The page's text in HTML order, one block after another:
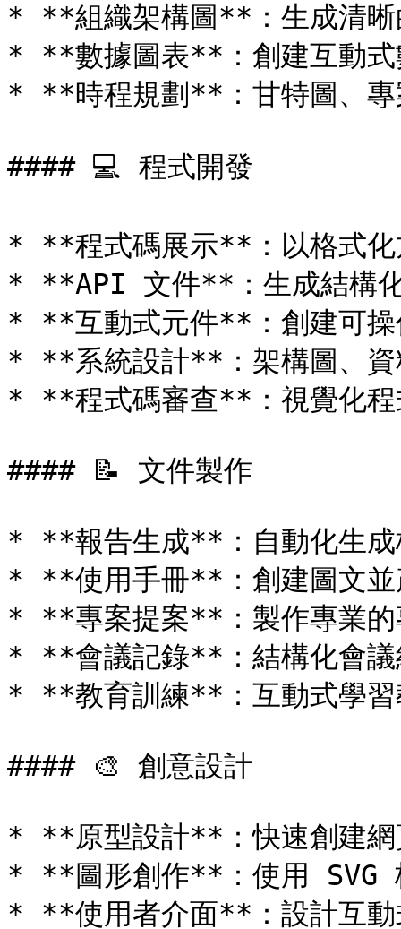
* **組織架構圖**：生成清晰
* **數據圖表**：創建互動式
* **時程規劃**：甘特圖、專
#### 💻 程式開發
* **程式碼展示**：以格式化
* **API 文件**：生成結構
* **互動式元件**：創建可
* **系統設計**：架構圖、資
* **程式碼審查**：視覺化程
#### 📝 文件製作
* **報告生成**：自動化生成
* **使用手冊**：創建圖文並
* **專案提案**：製作專業的
* **會議記錄**：結構化會議
* **教育訓練**：互動式學習
#### 🎨 創意設計
* **原型設計**：快速創建
* **圖形創作**：使用 SVG
* **使用者介面**：設計互